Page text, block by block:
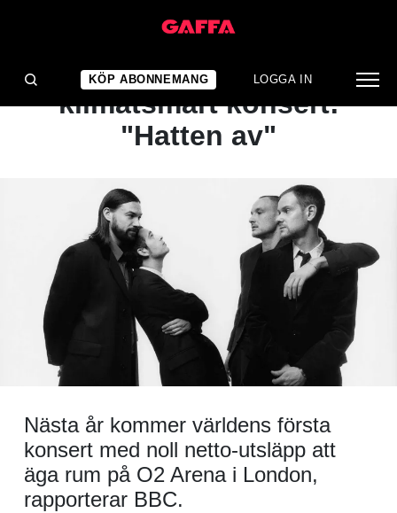
KÖP ABONNEMANG LOGGA IN
NYHET
The 1975 arrangerar
klimatsmart konsert:
"Hatten av"
Nästa år kommer världens första
konsert med noll netto-utsläpp att
äga rum på O2 Arena i London,
rapporterar BBC.